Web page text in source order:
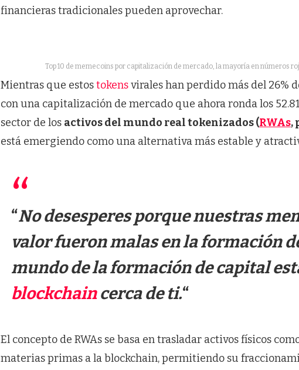
financieras tradicionales pueden aprovechar.
Top 10 de memecoins por capitalización de mercado, la mayoría en números
Mientras que estostokensvirales han perdido más del 26%
con una capitalización de mercado que ahora ronda los
sector de los activos del mundo real tokenizados (RWAs,
está emergiendo como una alternativa más estable y
“No desesperes porque nuestras
valor fueron malas en la formación
mundo de la formación de capital
blockchaincerca de ti.“
El concepto de RWAs se basa en trasladar activos físicos
materias primas a la blockchain, permitiendo su